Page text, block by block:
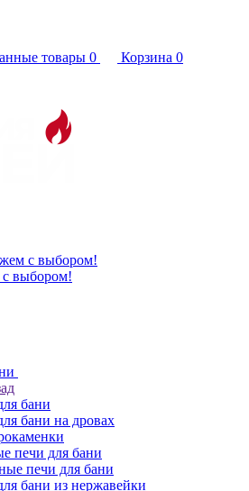
товары 0 Корзина 0
с выбором!
выбором!
бани
бани на дровах
печи для бани
печи для бани
бани из нержавейки